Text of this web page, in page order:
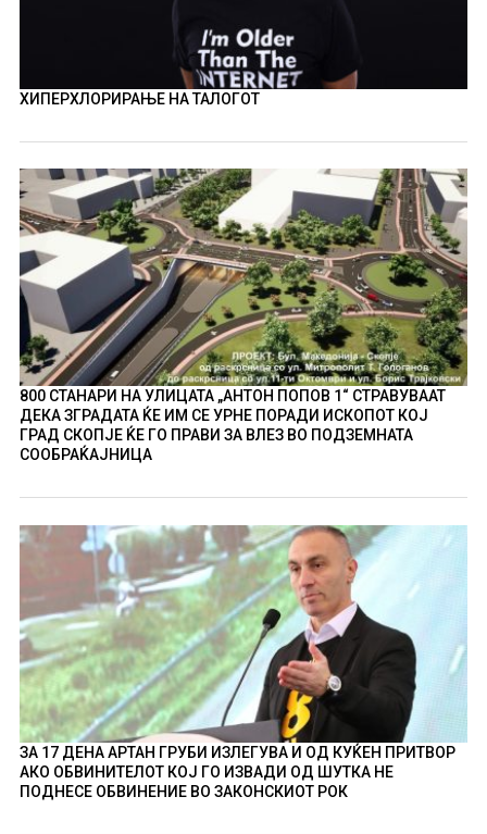
ХИПЕРХЛОРИРАЊЕ НА ТАЛОГОТ
800 СТАНАРИ НА УЛИЦАТА „АНТОН ПОПОВ 1“ СТРАВУВААТ
ДЕКА ЗГРАДАТА ЌЕ ИМ СЕ УРНЕ ПОРАДИ ИСКОПОТ КОЈ
ГРАД СКОПЈЕ ЌЕ ГО ПРАВИ ЗА ВЛЕЗ ВО ПОДЗЕМНАТА
СООБРАЌАЈНИЦА
ЗА 17 ДЕНА АРТАН ГРУБИ ИЗЛЕГУВА И ОД КУЌЕН ПРИТВОР
АКО ОБВИНИТЕЛОТ КОЈ ГО ИЗВАДИ ОД ШУТКА НЕ
ПОДНЕСЕ ОБВИНЕНИЕ ВО ЗАКОНСКИОТ РОК